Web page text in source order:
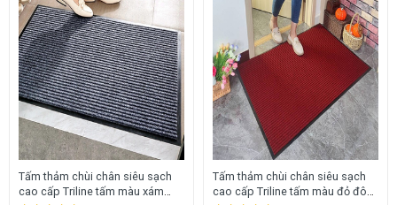
Tấm thảm chùi chân siêu sạch
cao cấp Triline tấm màu xám
Tấm thảm chùi chân siêu sạch
cao cấp Triline tấm màu đỏ đô